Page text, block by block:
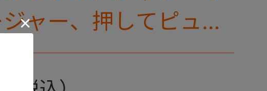
ャー、押してピュッ
々な水遊びができる
です。